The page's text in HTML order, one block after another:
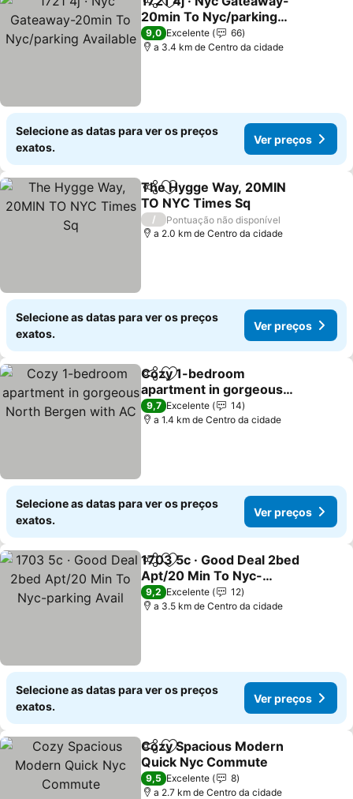
PartilharAdicionar aos favoritos
20min To Nyc/parking
Available
Ver preços
9,0 Excelente
66
a 3.4 km de Centro da cidade
Selecione as datas para ver os preços
exatos.
Ver preços
PartilharAdicionar aos favoritos
The Hygge Way, 20MIN
TO NYC Times Sq
Ver preços
/
Pontuação não disponível
a 2.0 km de Centro da cidade
Selecione as datas para ver os preços
exatos.
Ver preços
PartilharAdicionar aos favoritos
Cozy 1-bedroom
apartment in gorgeous
North Bergen with AC
Ver preços
9,7 Excelente
14
a 1.4 km de Centro da cidade
Selecione as datas para ver os preços
exatos.
Ver preços
PartilharAdicionar aos favoritos
1703 5c · Good Deal 2bed
Apt/20 Min To Nyc-
parking Avail
Ver preços
9,2 Excelente
12
a 3.5 km de Centro da cidade
Selecione as datas para ver os preços
exatos.
Ver preços
PartilharAdicionar aos favoritos
Cozy Spacious Modern
Quick Nyc Commute
Ver preços
9,5 Excelente
8
a 2.7 km de Centro da cidade